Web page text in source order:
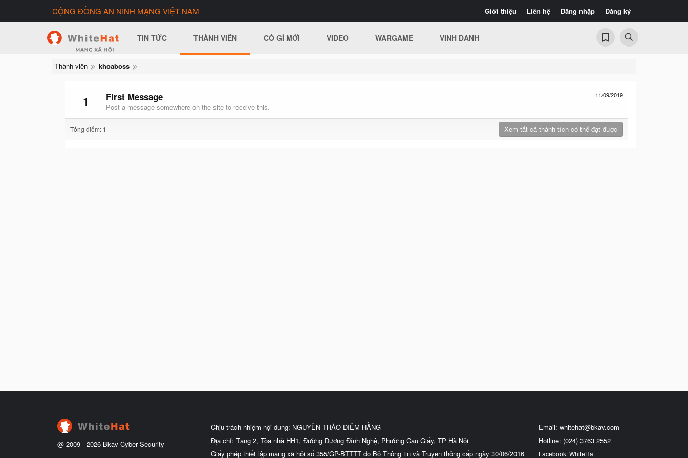
Giới thiệu Liên hệ Đăng nhập Đăng ký
CỘNG ĐỒNG AN NINH MẠNG VIỆT NAM
TIN TỨC THÀNH VIÊN CÓ GÌ MỚI VIDEO WARGAME VINH DANH
Thành viên khoaboss
1 11/09/2019
First Message
Post a message somewhere on the site to receive this.
Tổng điểm: 1 Xem tất cả thành tích có thể đạt được
@ 2009 - 2026 Bkav Cyber Security
Chịu trách nhiệm nội dung: NGUYỄN THẢO DIỄM HẰNG
Địa chỉ: Tầng 2, Tòa nhà HH1, Đường Dương Đình Nghệ, Phường Cầu Giấy, TP Hà Nội
Giấy phép thiết lập mạng xã hội số 355/GP-BTTTT do Bộ Thông tin và Truyền thông cấp ngày 30/06/2016
Email: whitehat@bkav.com
Hotline: (024) 3763 2552
Facebook: WhiteHat